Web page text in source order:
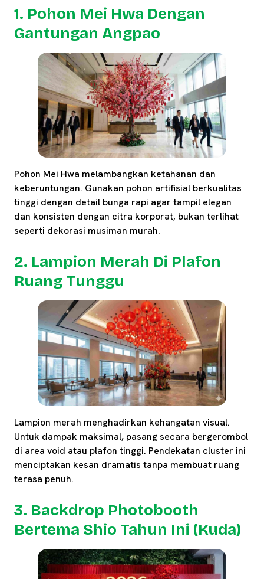
1. Pohon Mei Hwa Dengan
Gantungan Angpao
Pohon Mei Hwa melambangkan ketahanan dan
keberuntungan. Gunakan pohon artifisial berkualitas
tinggi dengan detail bunga rapi agar tampil elegan
dan konsisten dengan citra korporat, bukan terlihat
seperti dekorasi musiman murah.
2. Lampion Merah Di Plafon
Ruang Tunggu
Lampion merah menghadirkan kehangatan visual.
Untuk dampak maksimal, pasang secara bergerombol
di area void atau plafon tinggi. Pendekatan cluster ini
menciptakan kesan dramatis tanpa membuat ruang
terasa penuh.
3. Backdrop Photobooth
Bertema Shio Tahun Ini (Kuda)